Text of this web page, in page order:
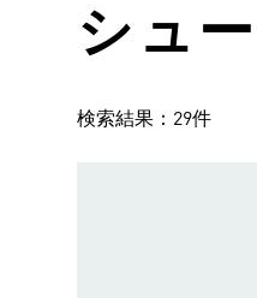
シュ
検索結果：29件